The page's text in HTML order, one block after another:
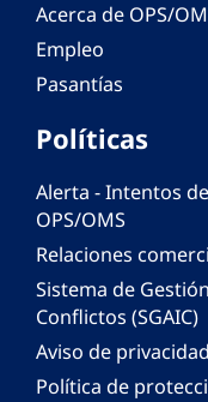
Acerca de OPS/
Empleo
Pasantías
Políticas
Alerta - Intentos
OPS/OMS
Relaciones
Sistema de
Conflictos (SGAIC)
Aviso de privacidad
Política de